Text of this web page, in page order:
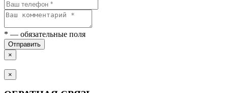
* — обязательные поля
Отправить
×
×